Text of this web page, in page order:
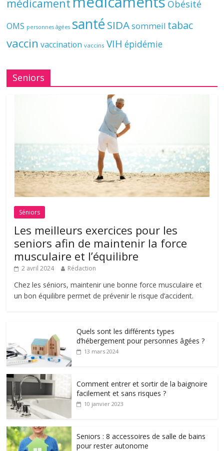
médicament Obésité
OMS personnes âgées santé SIDAsommeil tabac
vaccin vaccination vaccins VIH épidémie
Seniors
Séniors
Les meilleurs exercices pour les
seniors afin de maintenir la force
musculaire et l’équilibre
2 avril 2024 Rédaction
Chez les séniors, maintenir une bonne force musculaire et
un bon équilibre permet de prévenir le risque d’accident.
Quels sont les différents types
d’hébergement pour personnes âgées ?
13 mars 2024
Comment entrer et sortir de la baignoire
facilement et sans risques ?
10 janvier 2023
Seniors : 8 accessoires de salle de bains
pour rester autonome